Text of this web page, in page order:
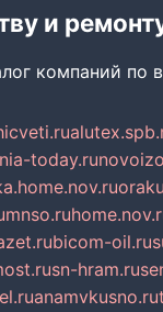
и
компаний по
today.ru
mnso.ru
bicom-oil.ru
sn-hram.ru
anamvkusno.ru